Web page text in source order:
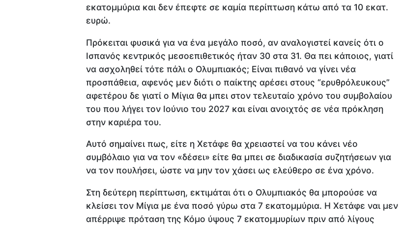
εκατομμύρια και δεν έπεφτε σε καμία περίπτωση κάτω από τα 10 εκατ.
ευρώ.
Πρόκειται φυσικά για να ένα μεγάλο ποσό, αν αναλογιστεί κανείς ότι ο
Ισπανός κεντρικός μεσοεπιθετικός ήταν 30 στα 31. Θα πει κάποιος, γιατί
να ασχοληθεί τότε πάλι ο Ολυμπιακός; Είναι πιθανό να γίνει νέα
προσπάθεια, αφενός μεν διότι ο παίκτης αρέσει στους “ερυθρόλευκους”
αφετέρου δε γιατί ο Μίγια θα μπει στον τελευταίο χρόνο του συμβολαίου
του που λήγει τον Ιούνιο του 2027 και είναι ανοιχτός σε νέα πρόκληση
στην καριέρα του.
Αυτό σημαίνει πως, είτε η Χετάφε θα χρειαστεί να του κάνει νέο
συμβόλαιο για να τον «δέσει» είτε θα μπει σε διαδικασία συζητήσεων για
να τον πουλήσει, ώστε να μην τον χάσει ως ελεύθερο σε ένα χρόνο.
Στη δεύτερη περίπτωση, εκτιμάται ότι ο Ολυμπιακός θα μπορούσε να
κλείσει τον Μίγια με ένα ποσό γύρω στα 7 εκατομμύρια. Η Χετάφε ναι μεν
απέρριψε πρόταση της Κόμο ύψους 7 εκατομμυρίων πριν από λίγους